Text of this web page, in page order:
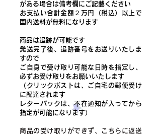
がある場合は備考欄にご記載ください
​お支払い合計金額２万円（税込）以上で
国内送料が無料になります
商品は追跡が可能です
発送完了後、追跡番号をお送りいたしま
すので
ご自身で受け取り可能な日時を指定し、
必ずお受け取りをお願いいたします
（クリックポストは、ご自宅の郵便受け
に配達されます
レターパックは、不在通知が入ってから
指定が可能になります）
商品の受け取りができず、こちらに返送